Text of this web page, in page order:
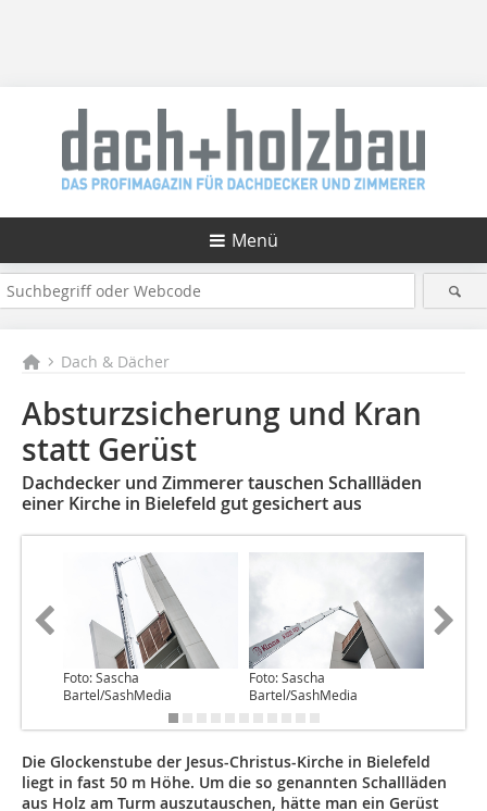
Menü
Dach & Dächer
Absturzsicherung und Kran
statt Gerüst
Dachdecker und Zimmerer tauschen Schallläden
einer Kirche in Bielefeld gut gesichert aus
Foto: Sascha
Bartel/SashMedia
Foto: Sascha
Bartel/SashMedia
Die Glockenstube der Jesus-Christus-Kirche in Bielefeld
liegt in fast 50 m Höhe. Um die so genannten Schallläden
aus Holz am Turm auszutauschen, hätte man ein Gerüst